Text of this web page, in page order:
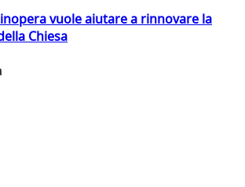
vuole aiutare a rinnovare la
Chiesa